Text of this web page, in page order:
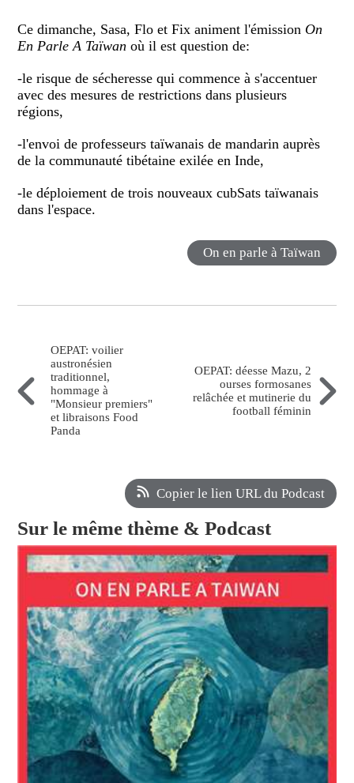
Ce dimanche, Sasa, Flo et Fix animent l'émission On
En Parle A Taïwan où il est question de:
-le risque de sécheresse qui commence à s'accentuer
avec des mesures de restrictions dans plusieurs
régions,
-l'envoi de professeurs taïwanais de mandarin auprès
de la communauté tibétaine exilée en Inde,
-le déploiement de trois nouveaux cubSats taïwanais
dans l'espace.
On en parle à Taïwan
OEPAT: voilier
austronésien
traditionnel,
hommage à
"Monsieur premiers"
et libraisons Food
Panda
OEPAT: déesse Mazu, 2
ourses formosanes
relâchée et mutinerie du
football féminin
Copier le lien URL du Podcast
Sur le même thème & Podcast